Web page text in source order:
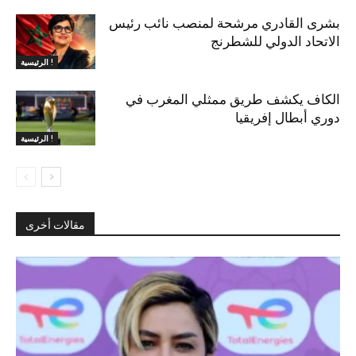
الرئيسية !
بشرى القادري مرشحة لمنصب نائب رئيس
الاتحاد الدولي للشطرنج
الرئيسية !
الكاف يكشف طريق ممثلي المغرب في
دوري أبطال إفريقيا
مقالات أخرى